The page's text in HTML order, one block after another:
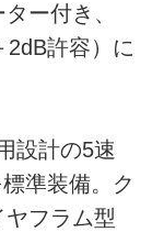
ー付き、
2dB許容）に
設計の5速
準装備。ク
フラム型